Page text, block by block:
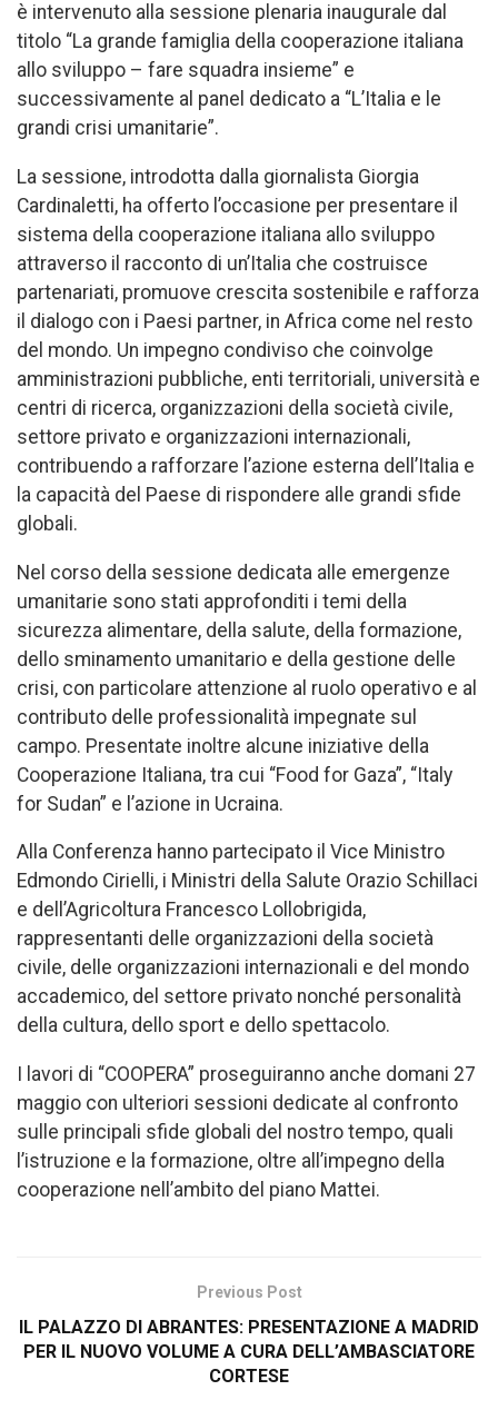
è intervenuto alla sessione plenaria inaugurale dal
titolo “La grande famiglia della cooperazione italiana
allo sviluppo – fare squadra insieme” e
successivamente al panel dedicato a “L’Italia e le
grandi crisi umanitarie”.
La sessione, introdotta dalla giornalista Giorgia
Cardinaletti, ha offerto l’occasione per presentare il
sistema della cooperazione italiana allo sviluppo
attraverso il racconto di un’Italia che costruisce
partenariati, promuove crescita sostenibile e rafforza
il dialogo con i Paesi partner, in Africa come nel resto
del mondo. Un impegno condiviso che coinvolge
amministrazioni pubbliche, enti territoriali, università e
centri di ricerca, organizzazioni della società civile,
settore privato e organizzazioni internazionali,
contribuendo a rafforzare l’azione esterna dell’Italia e
la capacità del Paese di rispondere alle grandi sfide
globali.
Nel corso della sessione dedicata alle emergenze
umanitarie sono stati approfonditi i temi della
sicurezza alimentare, della salute, della formazione,
dello sminamento umanitario e della gestione delle
crisi, con particolare attenzione al ruolo operativo e al
contributo delle professionalità impegnate sul
campo. Presentate inoltre alcune iniziative della
Cooperazione Italiana, tra cui “Food for Gaza”, “Italy
for Sudan” e l’azione in Ucraina.
Alla Conferenza hanno partecipato il Vice Ministro
Edmondo Cirielli, i Ministri della Salute Orazio Schillaci
e dell’Agricoltura Francesco Lollobrigida,
rappresentanti delle organizzazioni della società
civile, delle organizzazioni internazionali e del mondo
accademico, del settore privato nonché personalità
della cultura, dello sport e dello spettacolo.
I lavori di “COOPERA” proseguiranno anche domani 27
maggio con ulteriori sessioni dedicate al confronto
sulle principali sfide globali del nostro tempo, quali
l’istruzione e la formazione, oltre all’impegno della
cooperazione nell’ambito del piano Mattei.
Previous Post
IL PALAZZO DI ABRANTES: PRESENTAZIONE A MADRID
PER IL NUOVO VOLUME A CURA DELL’AMBASCIATORE
CORTESE